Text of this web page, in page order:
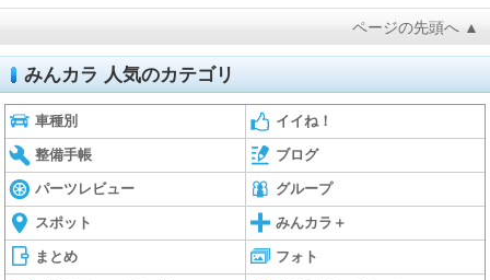
ページの先頭へ ▲
みんカラ 人気のカテゴリ
車種別 イイね！
整備手帳 ブログ
パーツレビュー グループ
スポット みんカラ＋
まとめ フォト